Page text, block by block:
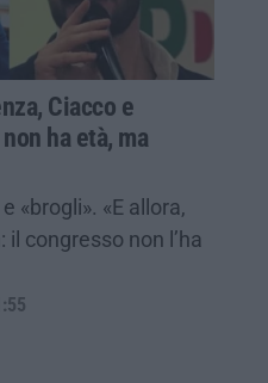
Ciacco e
ha età, ma
«brogli». «E allora,
il congresso non l’ha